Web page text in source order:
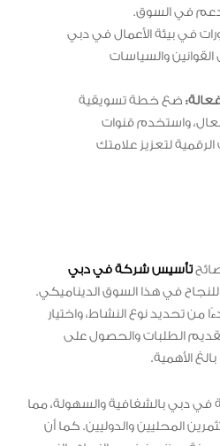
في السوق.
في بيئة الأعمال في دبي
والسياسات
ضع خطة تسويقية
واستخدم قنوات
الرقمية لتعزيز علامتك
تأسيس شركة في دبي
في هذا السوق الديناميكي.
من تحديد نوع النشاط، واختيار
الطلبات والحصول على
الأهمية.
دبي بالشفافية والسهولة، مما
المحليين والدوليين. كما أن